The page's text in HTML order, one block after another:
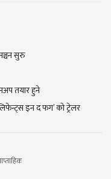
सुरु
तयार हुने
इन द फग’ को ट्रेलर